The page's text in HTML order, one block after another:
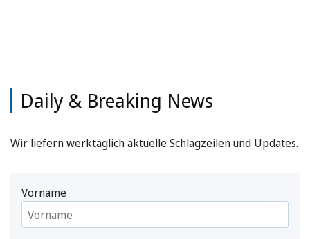
Daily & Breaking News
Wir liefern werktäglich aktuelle Schlagzeilen und Updates.
Vorname